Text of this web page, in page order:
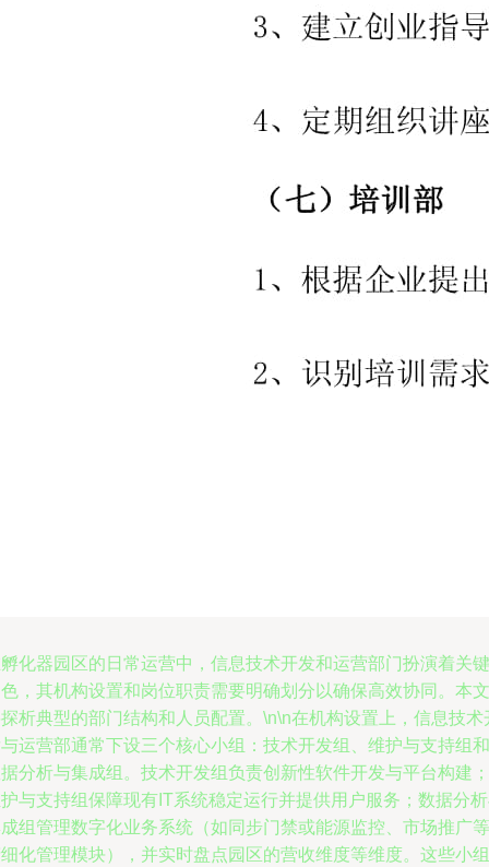
化器园区的日常运营中，信息技术开发和运营部门扮演着关键
，其机构设置和岗位职责需要明确划分以确保高效协同。本文
析典型的部门结构和人员配置。\n\n在机构设置上，信息技术
运营部通常下设三个核心小组：技术开发组、维护与支持组和
分析与集成组。技术开发组负责创新性软件开发与平台构建；
与支持组保障现有IT系统稳定运行并提供用户服务；数据分
组管理数字化业务系统（如同步门禁或能源监控、市场推广等
化管理模块），并实时盘点园区的营收维度等维度。这些小组